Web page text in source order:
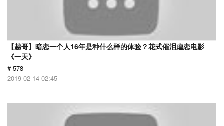
【越哥】暗恋一个人16年是种什么样的体验？花式催泪虐恋电影
《一天》
# 578
2019-02-14 02:45